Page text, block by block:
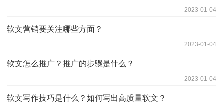
2023-01-04
软文营销要关注哪些方面？
2023-01-04
软文怎么推广？推广的步骤是什么？
2023-01-04
软文写作技巧是什么？如何写出高质量软文？